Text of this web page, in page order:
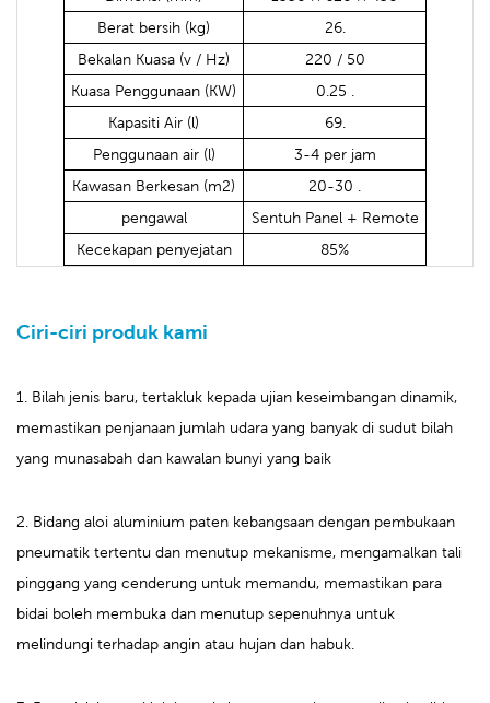
Berat bersih (kg)
26.
Bekalan Kuasa (v / Hz)
220 / 50
Kuasa Penggunaan (KW)
0.25 .
Kapasiti Air (l)
69.
Penggunaan air (l)
3-4 per jam
Kawasan Berkesan (m2)
20-30 .
pengawal
Sentuh Panel + Remote
Kecekapan penyejatan
85%
Ciri-ciri produk kami
1. Bilah jenis baru, tertakluk kepada ujian keseimbangan dinamik,
memastikan penjanaan jumlah udara yang banyak di sudut bilah
yang munasabah dan kawalan bunyi yang baik
2. Bidang aloi aluminium paten kebangsaan dengan pembukaan
pneumatik tertentu dan menutup mekanisme, mengamalkan tali
pinggang yang cenderung untuk memandu, memastikan para
bidai boleh membuka dan menutup sepenuhnya untuk
melindungi terhadap angin atau hujan dan habuk.